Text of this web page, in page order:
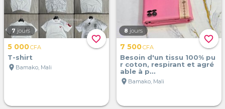
favorite_border
7 jours
5 000CFA
T-shirt
location_on Bamako, Mali
favorite_border
8 jours
7 500CFA
Besoin d'un tissu 100% pu
r coton, respirant et agré
able à p...
location_on Bamako, Mali